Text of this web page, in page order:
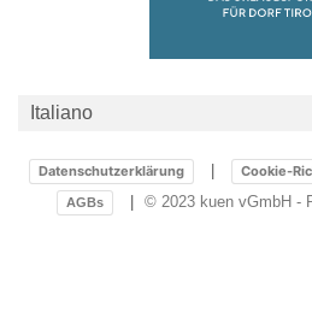
Datenschutzerklärung Cookie-
AGBs © 2023 kuen vGmbH -